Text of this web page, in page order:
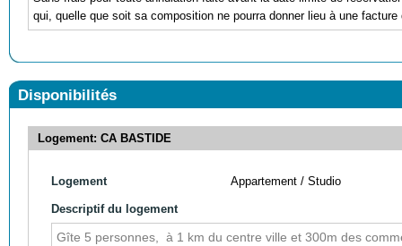
qui, quelle que soit sa composition ne pourra donner lieu à une
Disponibilités
Logement: CA BASTIDE
Logement Appartement / Studio
Descriptif du logement
Gîte 5 personnes , à 1 km du centre ville et 300m des